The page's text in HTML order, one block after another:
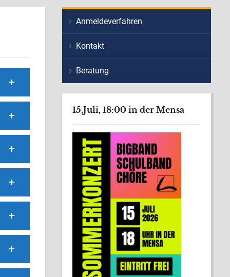
Anmeldeverfahren
Kontakt
Beratung
15.Juli, 18:00 in der Mensa